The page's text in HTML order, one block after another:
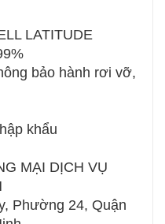
LATITUDE
bảo hành rơi vỡ,
khẩu
MẠI DỊCH VỤ
Phường 24, Quận